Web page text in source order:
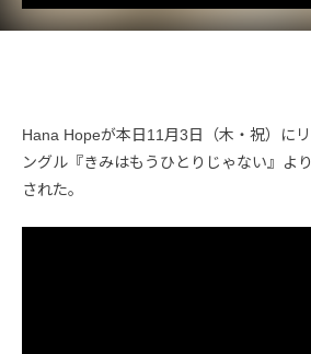
Hana Hopeが本日11月3日（木・祝）に
ングル『きみはもうひとりじゃない』よ
された。